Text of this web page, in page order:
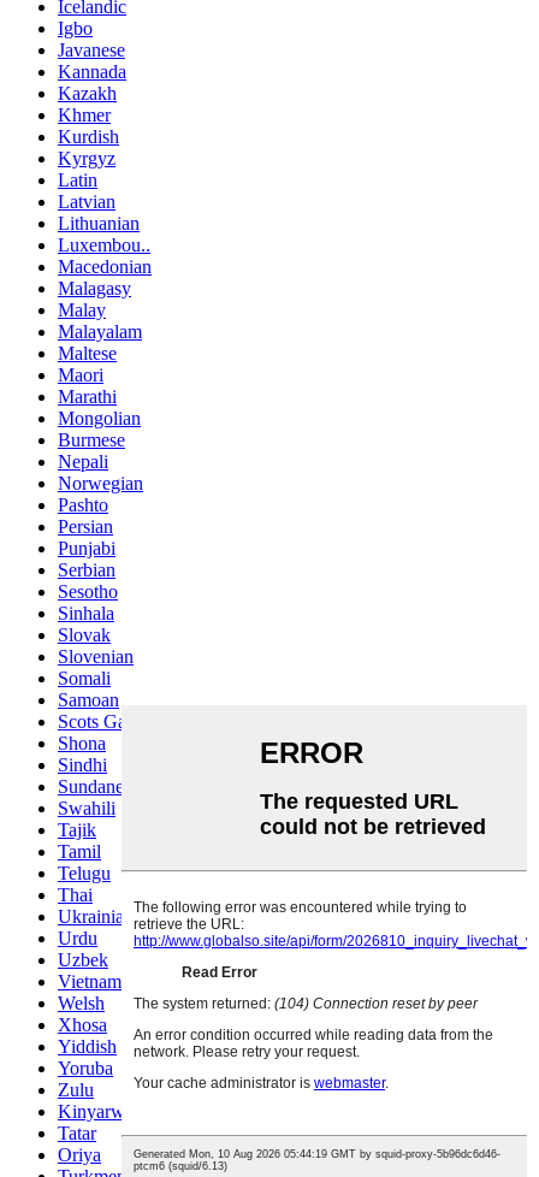
Icelandic
Igbo
Javanese
Kannada
Kazakh
Khmer
Kurdish
Kyrgyz
Latin
Latvian
Lithuanian
Luxembou..
Macedonian
Malagasy
Malay
Malayalam
Maltese
Maori
Marathi
Mongolian
Burmese
Nepali
Norwegian
Pashto
Persian
Punjabi
Serbian
Sesotho
Sinhala
Slovak
Slovenian
Somali
Samoan
Scots Gaelic
Shona
Sindhi
Sundanese
Swahili
Tajik
Tamil
Telugu
Thai
Ukrainian
Urdu
Uzbek
Vietnamese
Welsh
Xhosa
Yiddish
Yoruba
Zulu
Kinyarwanda
Tatar
Oriya